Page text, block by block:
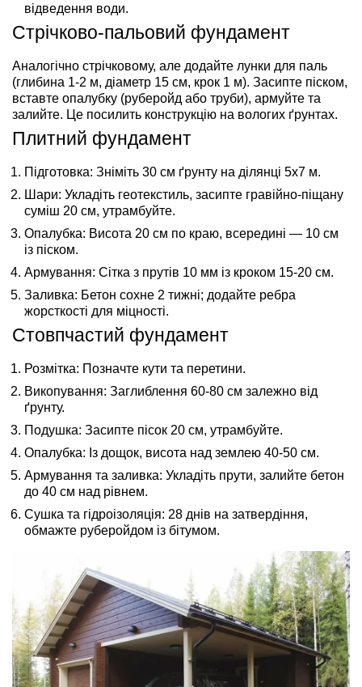
відведення води.
Стрічково-пальовий фундамент
Аналогічно стрічковому, але додайте лунки для паль
(глибина 1-2 м, діаметр 15 см, крок 1 м). Засипте піском,
вставте опалубку (руберойд або труби), армуйте та
залийте. Це посилить конструкцію на вологих ґрунтах.
Плитний фундамент
Підготовка: Зніміть 30 см ґрунту на ділянці 5x7 м.
Шари: Укладіть геотекстиль, засипте гравійно-піщану
суміш 20 см, утрамбуйте.
Опалубка: Висота 20 см по краю, всередині — 10 см
із піском.
Армування: Сітка з прутів 10 мм із кроком 15-20 см.
Заливка: Бетон сохне 2 тижні; додайте ребра
жорсткості для міцності.
Стовпчастий фундамент
Розмітка: Позначте кути та перетини.
Викопування: Заглиблення 60-80 см залежно від
ґрунту.
Подушка: Засипте пісок 20 см, утрамбуйте.
Опалубка: Із дощок, висота над землею 40-50 см.
Армування та заливка: Укладіть прути, залийте бетон
до 40 см над рівнем.
Сушка та гідроізоляція: 28 днів на затвердіння,
обмажте руберойдом із бітумом.